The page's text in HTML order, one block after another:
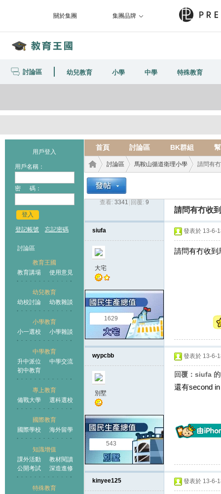
關於集團 集團品牌
討論區 幼兒教育 小學 中學 特殊教育
用戶登入
用戶名稱：
密 碼：
登入
登記帳號 忘記密碼
討論區
教育王國
教育講場
使用意見
幼兒教育
幼校討論
幼教雜談
小學教育
小一選校
小學雜談
中學教育
升中派位
中學交流
初中教育
專上教育
備戰大學
選科選校
國際教育
國際學校
海外留學
知識增值
課外活動
教材閱讀
公開考試
深造進修
特殊教育
首頁 討論區 BK群組
王國
討論區
›
馬鞍山循道衛理小學
›
請問有
查看: 3341 回覆: 9
請問有冇收
siufa
大宅
1629
發表於 13-6-
請問有冇收到
wypcbb
別墅
543
發表於 13-6-
回覆：siufa
還有second
kinyee125 發表於 13-6-